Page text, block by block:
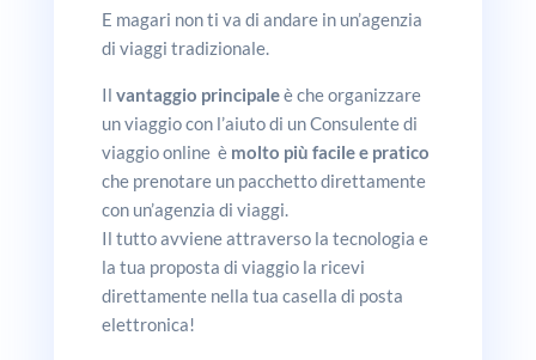
E magari non ti va di andare in un’agenzia
di viaggi tradizionale.
Il vantaggio principaleè che organizzare
un viaggio con l’aiuto di un Consulente di
viaggio online è molto più facile e pratico
che prenotare un pacchetto direttamente
con un’agenzia di viaggi.
Il tutto avviene attraverso la tecnologia e
la tua proposta di viaggio la ricevi
direttamente nella tua casella di posta
elettronica!